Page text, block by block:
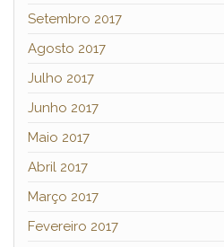
Setembro 2017
Agosto 2017
Julho 2017
Junho 2017
Maio 2017
Abril 2017
Março 2017
Fevereiro 2017